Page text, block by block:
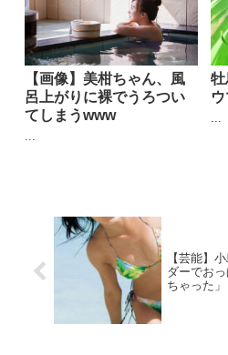
【画像】美柑ちゃん、風
呂上がりに裸でうろつい
てしまうwww
...
牡
...
【芸能】
ダーでお
ちゃった」